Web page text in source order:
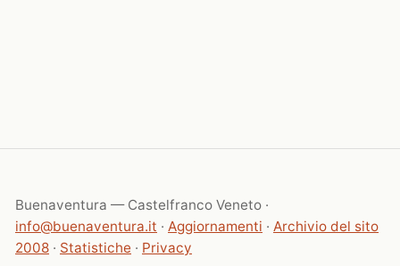
Buenaventura — Castelfranco Veneto ·
info@buenaventura.it · Aggiornamenti · Archivio del sito
2008 · Statistiche · Privacy